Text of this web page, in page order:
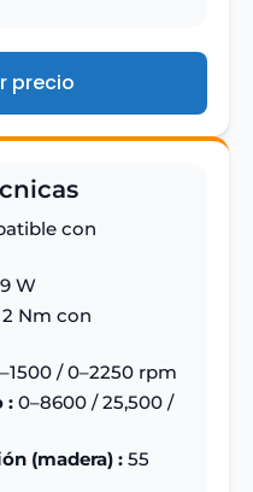
precio
con
W
Nm con
/ 0–2250 rpm
: 0–8600 / 25,500 /
(madera) : 55